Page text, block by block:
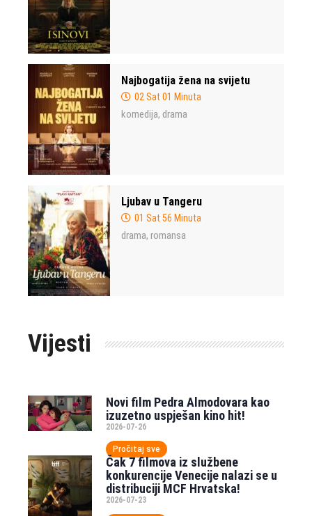
Najbogatija žena na svijetu
02 Sat 01 Minuta
komedija, drama
Ljubav u Tangeru
01 Sat 56 Minuta
drama, romansa
Vijesti
Novi film Pedra Almodovara kao
izuzetno uspješan kino hit!
2026-07-26
Pročitaj sve
Čak 7 filmova iz službene
konkurencije Venecije nalazi se u
distribuciji MCF Hrvatska!
2026-07-23